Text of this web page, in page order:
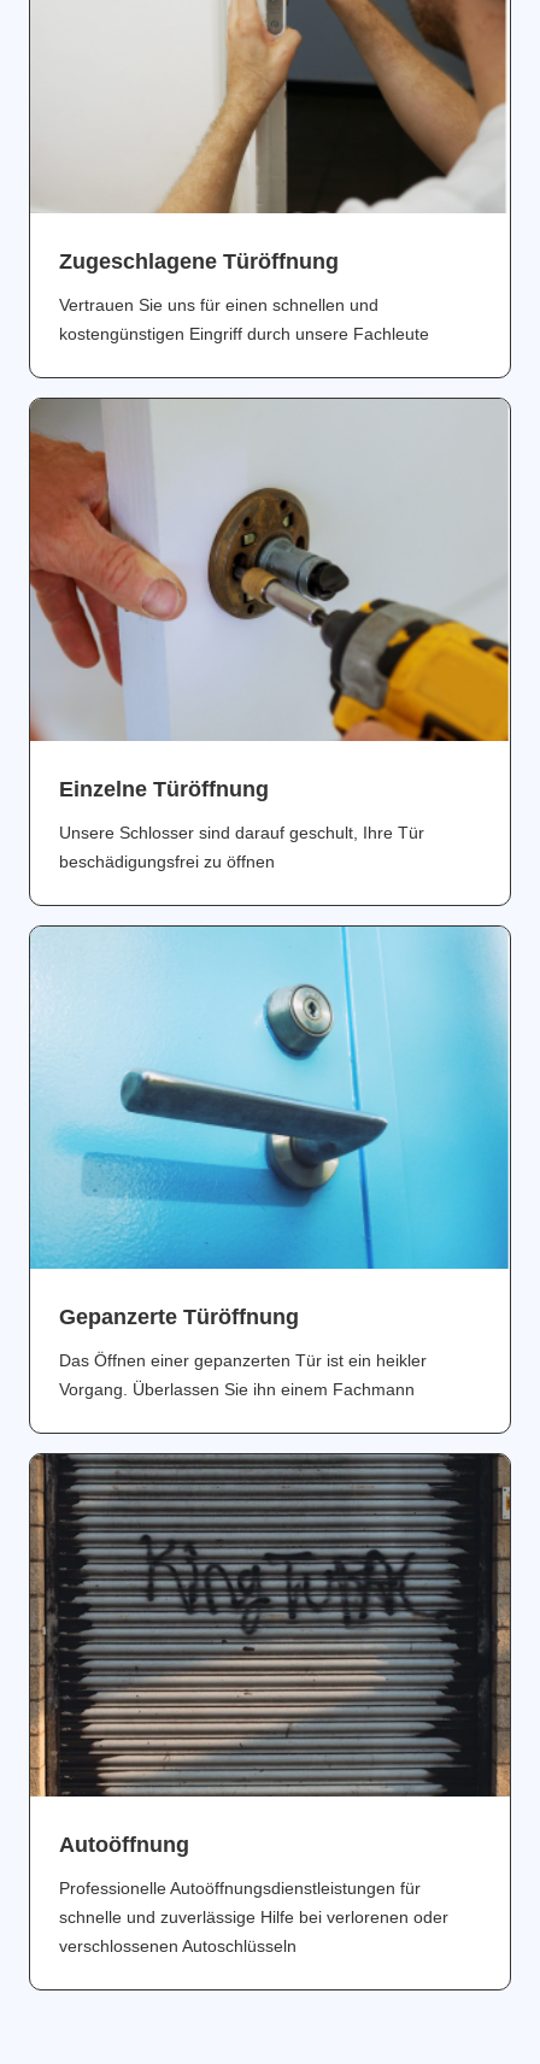
Zugeschlagene Türöffnung
Vertrauen Sie uns für einen schnellen und
kostengünstigen Eingriff durch unsere Fachleute
Einzelne Türöffnung
Unsere Schlosser sind darauf geschult, Ihre Tür
beschädigungsfrei zu öffnen
Gepanzerte Türöffnung
Das Öffnen einer gepanzerten Tür ist ein heikler
Vorgang. Überlassen Sie ihn einem Fachmann
Аutoöffnung
Professionelle Autoöffnungsdienstleistungen für
schnelle und zuverlässige Hilfe bei verlorenen oder
verschlossenen Autoschlüsseln